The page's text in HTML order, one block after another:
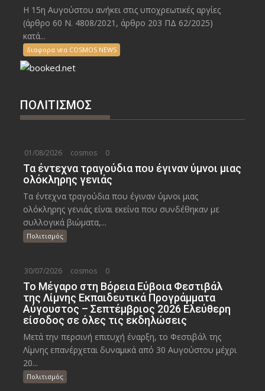
Η 15η Αυγούστου ανήκει στις υποχρεωτικές αργίες
(άρθρο 60 Ν. 4808/2021, άρθρο 203 ΠΔ 62/2025)
κατά...
διαφορα νεα COSMOS NEWS
ΠΟΛΙΤΙΣΜΟΣ
01/08/2026 cosmos 0
Τα έντεχνα τραγούδια που έγιναν ύμνοι μιας
ολόκληρης γενιάς
Τα έντεχνα τραγούδια που έγιναν ύμνοι μιας
ολόκληρης γενιάς είναι εκείνα που συνδέθηκαν με
συλλογικά βιώματα,...
Πολιτισμός
30/07/2026 cosmos 0
Το Μέγαρο στη Βόρεια Εύβοια Φεστιβάλ
της Λίμνης Εκπαιδευτικά Προγράμματα
Αύγουστος – Σεπτέμβριος 2026 Ελεύθερη
είσοδος σε όλες τις εκδηλώσεις
Μετά την περσινή επιτυχή έναρξη, το Φεστιβάλ της
Λίμνης επανέρχεται δυναμικά από 30 Αυγούστου μέχρι
20...
Πολιτισμός